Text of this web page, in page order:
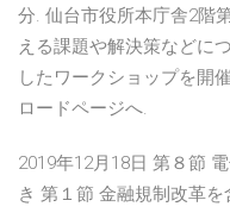
分. 仙台市役所本庁舎2階
える課題や解決策などに
したワークショップを開
ロードページへ.
2019年12月18日 第８節
き 第１節 金融規制改革